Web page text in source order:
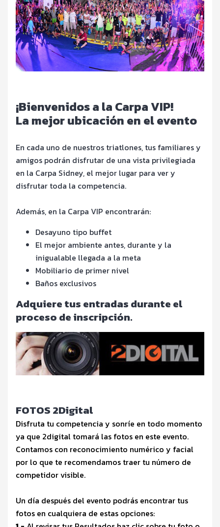
¡Bienvenidos a la Carpa VIP!
La mejor ubicación en el evento
En cada uno de nuestros triatlones, tus familiares y
amigos podrán disfrutar de una vista privilegiada
en la Carpa Sidney, el mejor lugar para ver y
disfrutar toda la competencia.
Además, en la Carpa VIP encontrarán:
Desayuno tipo buffet
El mejor ambiente antes, durante y la
inigualable llegada a la meta
Mobiliario de primer nivel
Baños exclusivos
Adquiere tus entradas durante el
proceso de inscripción.
FOTOS 2Digital
Disfruta tu competencia y sonríe en todo momento
ya que 2digital tomará las fotos en este evento.
Contamos con reconocimiento numérico y facial
por lo que te recomendamos traer tu número de
competidor visible.
Un día después del evento podrás encontrar tus
fotos en cualquiera de estas opciones: